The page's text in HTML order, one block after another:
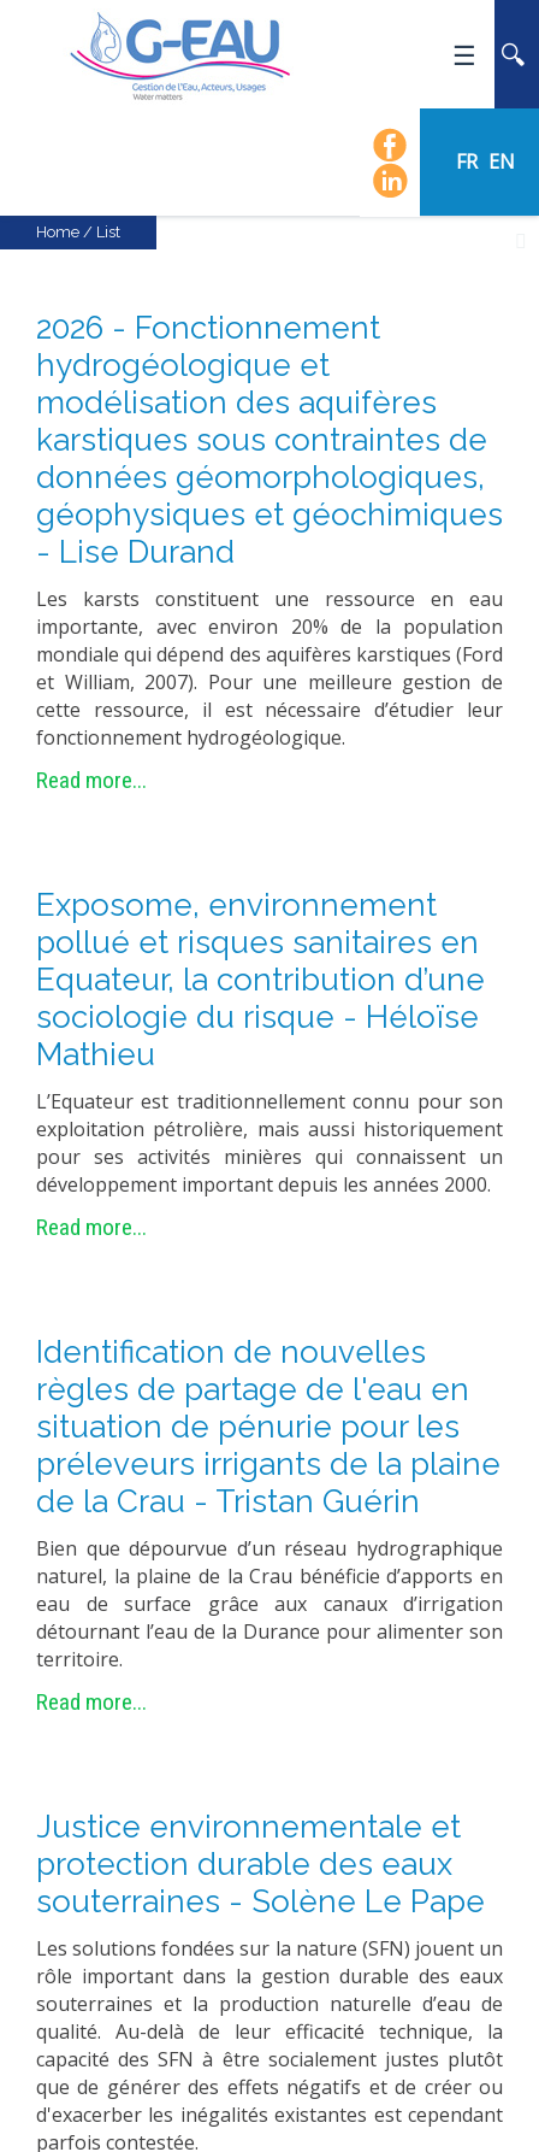
FR EN
NEWS
FLOW CHART
STAFF
RECRUITMENT
RESEARCH
EXPERIMENTAL PLATFORMS
GEOGRAPHIC LOCATIONS
CURRENT PROJECTS
COMPLETED PROJECTS
UMR NETWORKS
REGULAR SEMINARS
EDUCATION AND TRAINING
DOCTORAL TRAINING
THESES IN PROGRESS
MOOC
PRODUCTION
METHODS AND TOOLS
SOFTWARE
PUBLICATIONS SUR HAL
HDR
THEMATIC NOTES
FOR THE PUBLIC
Home / List
2026 - Fonctionnement
hydrogéologique et
modélisation des aquifères
karstiques sous contraintes de
données géomorphologiques,
géophysiques et géochimiques
- Lise Durand
Les karsts constituent une ressource en eau
importante, avec environ 20% de la population
mondiale qui dépend des aquifères karstiques (Ford
et William, 2007). Pour une meilleure gestion de
cette ressource, il est nécessaire d’étudier leur
fonctionnement hydrogéologique.
Read more...
Exposome, environnement
pollué et risques sanitaires en
Equateur, la contribution d’une
sociologie du risque - Héloïse
Mathieu
L’Equateur est traditionnellement connu pour son
exploitation pétrolière, mais aussi historiquement
pour ses activités minières qui connaissent un
développement important depuis les années 2000.
Read more...
Identification de nouvelles
règles de partage de l'eau en
situation de pénurie pour les
préleveurs irrigants de la plaine
de la Crau - Tristan Guérin
Bien que dépourvue d’un réseau hydrographique
naturel, la plaine de la Crau bénéficie d’apports en
eau de surface grâce aux canaux d’irrigation
détournant l’eau de la Durance pour alimenter son
territoire.
Read more...
Justice environnementale et
protection durable des eaux
souterraines - Solène Le Pape
Les solutions fondées sur la nature (SFN) jouent un
rôle important dans la gestion durable des eaux
souterraines et la production naturelle d’eau de
qualité. Au-delà de leur efficacité technique, la
capacité des SFN à être socialement justes plutôt
que de générer des effets négatifs et de créer ou
d'exacerber les inégalités existantes est cependant
parfois contestée.